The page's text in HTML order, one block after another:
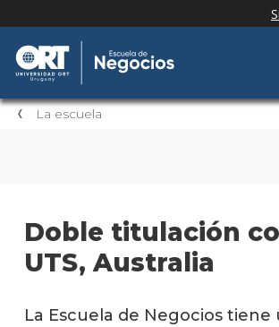
La escuela
Doble titulación
UTS, Australia
La Escuela de Negocios